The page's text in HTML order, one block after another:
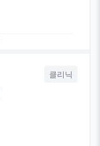
클리닉